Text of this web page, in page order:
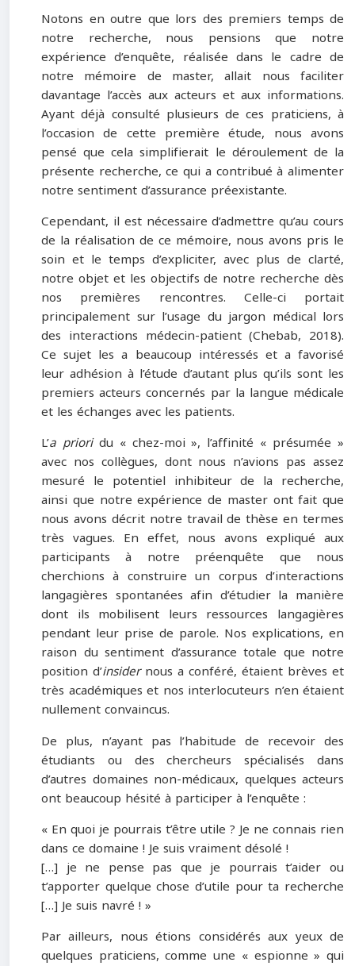
Notons en outre que lors des premiers temps de
notre recherche, nous pensions que notre
expérience d’enquête, réalisée dans le cadre de
notre mémoire de master, allait nous faciliter
davantage l’accès aux acteurs et aux informations.
Ayant déjà consulté plusieurs de ces praticiens, à
l’occasion de cette première étude, nous avons
pensé que cela simplifierait le déroulement de la
présente recherche, ce qui a contribué à alimenter
notre sentiment d’assurance préexistante.
Cependant, il est nécessaire d’admettre qu’au cours
de la réalisation de ce mémoire, nous avons pris le
soin et le temps d’expliciter, avec plus de clarté,
notre objet et les objectifs de notre recherche dès
nos premières rencontres. Celle-ci portait
principalement sur l’usage du jargon médical lors
des interactions médecin-patient (Chebab, 2018).
Ce sujet les a beaucoup intéressés et a favorisé
leur adhésion à l’étude d’autant plus qu’ils sont les
premiers acteurs concernés par la langue médicale
et les échanges avec les patients.
L’a priori du « chez-moi », l’affinité « présumée »
avec nos collègues, dont nous n’avions pas assez
mesuré le potentiel inhibiteur de la recherche,
ainsi que notre expérience de master ont fait que
nous avons décrit notre travail de thèse en termes
très vagues. En effet, nous avons expliqué aux
participants à notre préenquête que nous
cherchions à construire un corpus d’interactions
langagières spontanées afin d’étudier la manière
dont ils mobilisent leurs ressources langagières
pendant leur prise de parole. Nos explications, en
raison du sentiment d’assurance totale que notre
position d’insidernous a conféré, étaient brèves et
très académiques et nos interlocuteurs n’en étaient
nullement convaincus.
De plus, n’ayant pas l’habitude de recevoir des
étudiants ou des chercheurs spécialisés dans
d’autres domaines non-médicaux, quelques acteurs
ont beaucoup hésité à participer à l’enquête :
« En quoi je pourrais t’être utile ? Je ne connais rien
dans ce domaine ! Je suis vraiment désolé !
[…] je ne pense pas que je pourrais t’aider ou
t’apporter quelque chose d’utile pour ta recherche
[…] Je suis navré ! »
Par ailleurs, nous étions considérés aux yeux de
quelques praticiens, comme une « espionne » qui